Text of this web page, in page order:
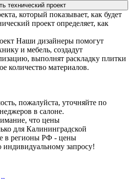
технический проект
который показывает, как будет
проект определяет, как
Наши дизайнеры помогут
и мебель, создадут
выполнят раскладку плитки
количество материалов.
пожалуйста, уточняйте по
в салоне.
что цены
для Калининградской
в регионы РФ - цены
индивидуальному запросу!